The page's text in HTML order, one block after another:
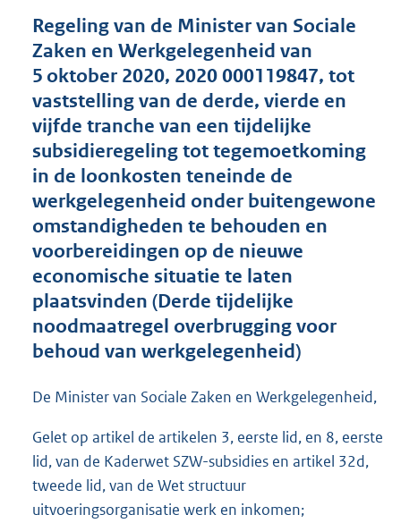
d
s
g
r
o
o
t
e
:
3
1
M
b
Regeling van de Minister van Sociale
Zaken en Werkgelegenheid van
5 oktober 2020, 2020 000119847, tot
vaststelling van de derde, vierde en
vijfde tranche van een tijdelijke
subsidieregeling tot tegemoetkoming
in de loonkosten teneinde de
werkgelegenheid onder buitengewone
omstandigheden te behouden en
voorbereidingen op de nieuwe
economische situatie te laten
plaatsvinden (Derde tijdelijke
noodmaatregel overbrugging voor
behoud van werkgelegenheid)
De Minister van Sociale Zaken en Werkgelegenheid,
Gelet op artikel de artikelen 3, eerste lid, en 8, eerste
lid, van de Kaderwet SZW-subsidies en artikel 32d,
tweede lid, van de Wet structuur
uitvoeringsorganisatie werk en inkomen;